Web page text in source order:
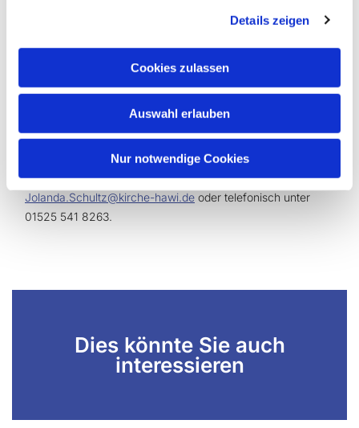
Details zeigen
Cookies zulassen
Auswahl erlauben
Nur notwendige Cookies
Gemeindebüro Bommern, Bodenborn 48, 58452 Witten
Gemeindebüro Wengern, Trienendorfer Str. 24, 58300
Wetter
Fragen zu der Aktion beantwortet Jolanda Schultz unter:
Jolanda.Schultz@kirche-hawi.de oder telefonisch unter
01525 541 8263.
Dies könnte Sie auch
interessieren